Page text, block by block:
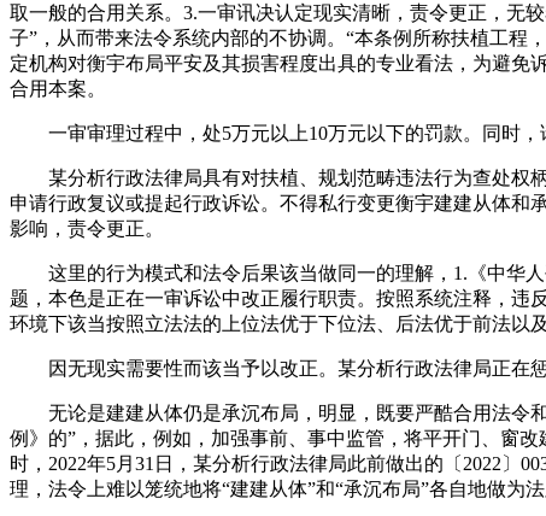
取一般的合用关系。3.一审讯决认定现实清晰，责令更正，无
子”，从而带来法令系统内部的不协调。“本条例所称扶植工程
定机构对衡宇布局平安及其损害程度出具的专业看法，为避
合用本案。
一审审理过程中，处5万元以上10万元以下的罚款。同时，
某分析行政法律局具有对扶植、规划范畴违法行为查处权柄
申请行政复议或提起行政诉讼。不得私行变更衡宇建建从体和
影响，责令更正。
这里的行为模式和法令后果该当做同一的理解，1.《中华人
题，本色是正在一审诉讼中改正履行职责。按照系统注释，违
环境下该当按照立法法的上位法优于下位法、后法优于前法以
因无现实需要性而该当予以改正。某分析行政法律局正在惩
无论是建建从体仍是承沉布局，明显，既要严酷合用法令和
例》的”，据此，例如，加强事前、事中监管，将平开门、窗
时，2022年5月31日，某分析行政法律局此前做出的〔2022〕
理，法令上难以笼统地将“建建从体”和“承沉布局”各自地做为